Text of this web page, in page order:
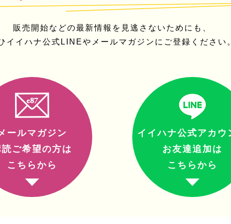
販売開始などの最新情報を見逃さないためにも、
イイハナ公式LINEやメールマガジンにご登録ください
ールマガジン
読ご希望の方は
こちらから
イイハナ公式アカウ
お友達追加は
こちらから